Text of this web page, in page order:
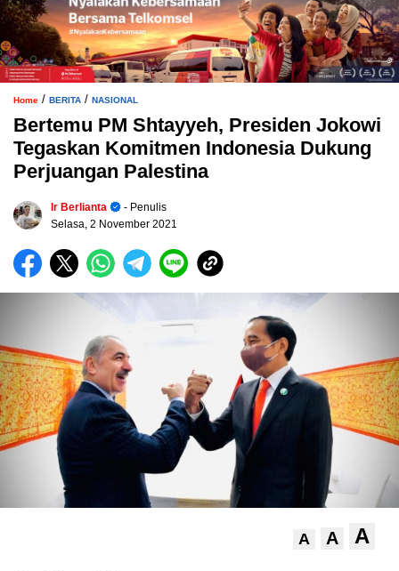
Home / BERITA / NASIONAL
Bertemu PM Shtayyeh, Presiden Jokowi
Tegaskan Komitmen Indonesia Dukung
Perjuangan Palestina
Ir Berlianta
- Penulis
Selasa, 2 November 2021
A A A